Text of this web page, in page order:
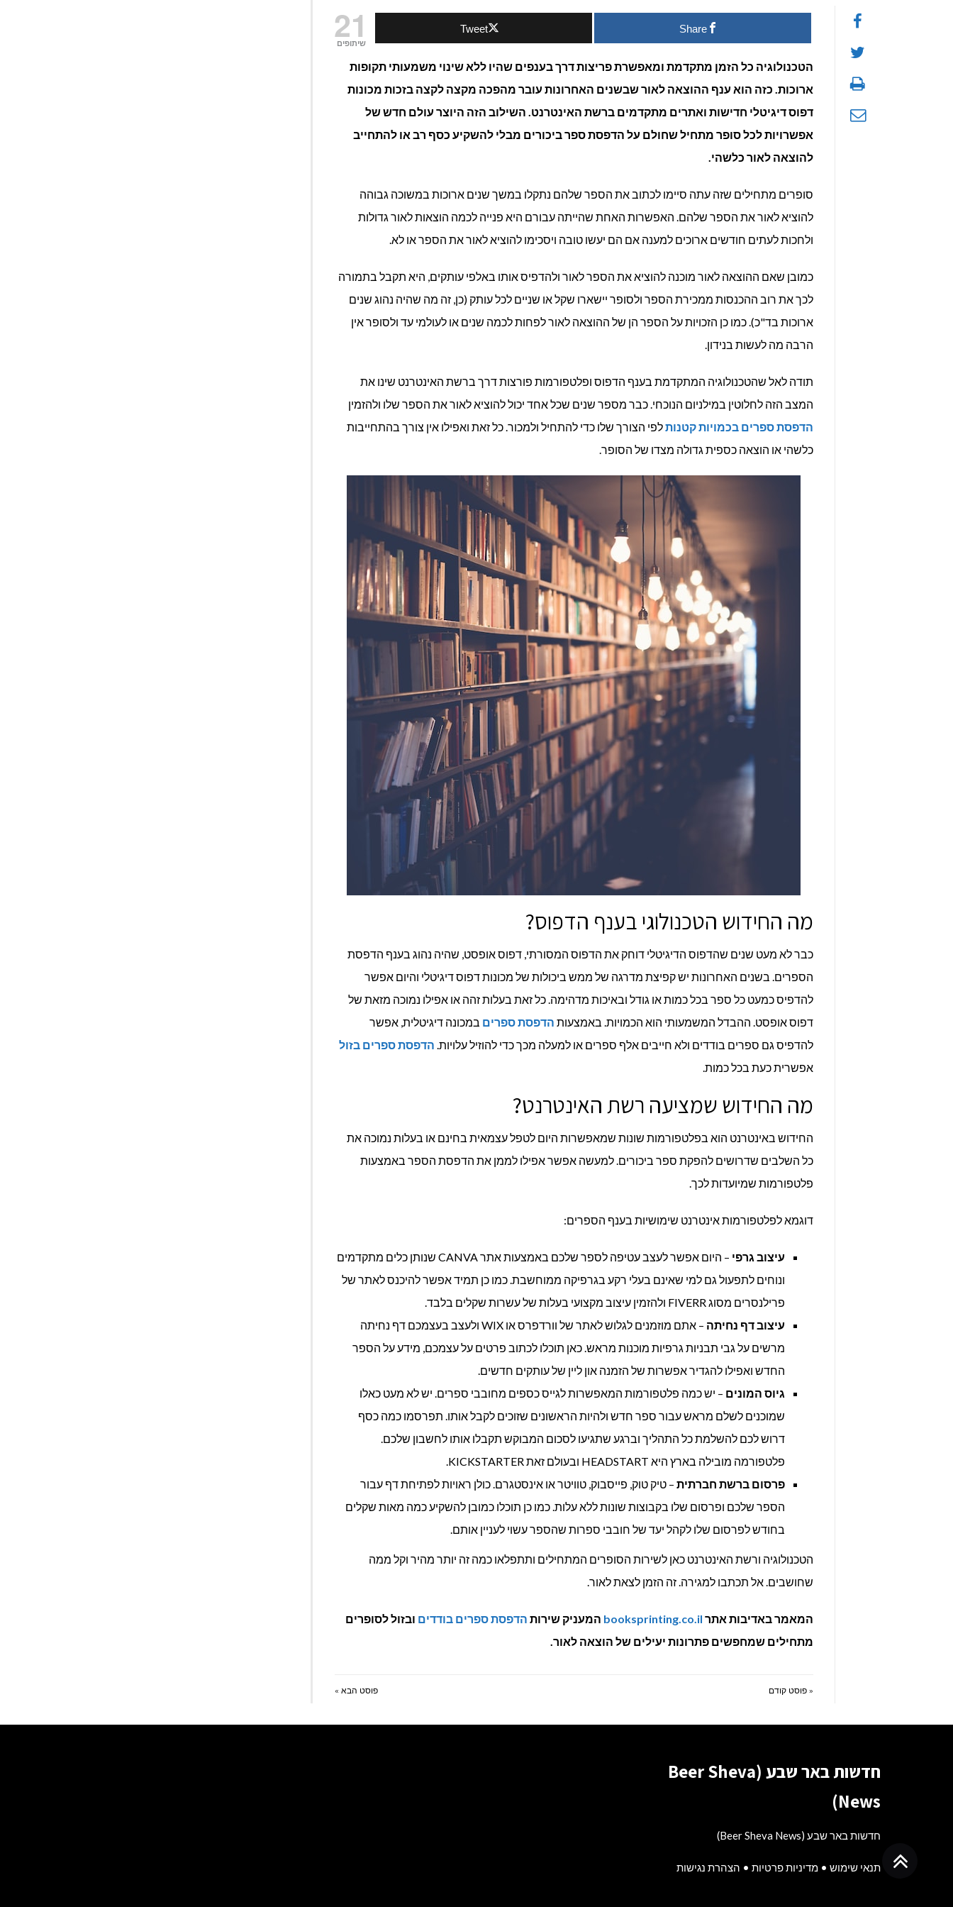
ענף
21
שיתופים
Share
Tweet
הטכנולוגיה כל הזמן מתקדמת ומאפשרת פריצות דרך בענפים שהיו ללא שינוי משמעותי תקופות
ארוכות. כזה הוא ענף ההוצאה לאור שבשנים האחרונות עובר מהפכה מקצה לקצה בזכות מכונות
דפוס דיגיטלי חדישות ואתרים מתקדמים ברשת האינטרנט. השילוב הזה היוצר עולם חדש של
אפשרויות לכל סופר מתחיל שחולם על הדפסת ספר ביכורים מבלי להשקיע כסף רב או להתחייב
להוצאה לאור כלשהי.
סופרים מתחילים שזה עתה סיימו לכתוב את הספר שלהם נתקלו במשך שנים ארוכות במשוכה גבוהה
להוציא לאור את הספר שלהם. האפשרות האחת שהייתה עבורם היא פנייה לכמה הוצאות לאור גדולות
ולחכות לעתים חודשים ארוכים למענה אם הם יעשו טובה ויסכימו להוציא לאור את הספר או לא.
כמובן שאם ההוצאה לאור מוכנה להוציא את הספר לאור ולהדפיס אותו באלפי עותקים, היא תקבל בתמורה
לכך את רוב ההכנסות ממכירת הספר ולסופר יישארו שקל או שניים לכל עותק (כן, זה מה שהיה נהוג שנים
ארוכות בד"כ). כמו כן הזכויות על הספר הן של ההוצאה לאור לפחות לכמה שנים או לעולמי עד ולסופר אין
הרבה מה לעשות בנידון.
תודה לאל שהטכנולוגיה המתקדמת בענף הדפוס ופלטפורמות פורצות דרך ברשת האינטרנט שינו את
המצב הזה לחלוטין במילניום הנוכחי. כבר מספר שנים שכל אחד יכול להוציא לאור את הספר שלו ולהזמין
הדפסת ספרים בכמויות קטנותלפי הצורך שלו כדי להתחיל ולמכור. כל זאת ואפילו אין צורך בהתחייבות
כלשהי או הוצאה כספית גדולה מצדו של הסופר.
מה החידוש הטכנולוגי בענף הדפוס?
כבר לא מעט שנים שהדפוס הדיגיטלי דוחק את הדפוס המסורתי, דפוס אופסט, שהיה נהוג בענף הדפסת
הספרים. בשנים האחרונות יש קפיצת מדרגה של ממש ביכולות של מכונות דפוס דיגיטלי והיום אפשר
להדפיס כמעט כל ספר בכל כמות או גודל ובאיכות מדהימה. כל זאת בעלות זהה או אפילו נמוכה מזאת של
דפוס אופסט. ההבדל המשמעותי הוא הכמויות. באמצעות הדפסת ספרים במכונה דיגיטלית, אפשר
להדפיס גם ספרים בודדים ולא חייבים אלף ספרים או למעלה מכך כדי להוזיל עלויות. הדפסת ספרים בזול
אפשרית כעת בכל כמות.
מה החידוש שמציעה רשת האינטרנט?
החידוש באינטרנט הוא בפלטפורמות שונות שמאפשרות היום לטפל עצמאית בחינם או בעלות נמוכה את
כל השלבים שדרושים להפקת ספר ביכורים. למעשה אפשר אפילו לממן את הדפסת הספר באמצעות
פלטפורמות שמיועדות לכך.
דוגמא לפלטפורמות אינטרנט שימושיות בענף הספרים:
עיצוב גרפי
– היום אפשר לעצב עטיפה לספר שלכם באמצעות אתר CANVA שנותן כלים מתקדמים
ונוחים לתפעול גם למי שאינם בעלי רקע בגרפיקה ממוחשבת. כמו כן תמיד אפשר להיכנס לאתר של
פרילנסרים מסוג FIVERR ולהזמין עיצוב מקצועי בעלות של עשרות שקלים בלבד.
עיצוב דף נחיתה
– אתם מוזמנים לגלוש לאתר של וורדפרס או WIX ולעצב בעצמכם דף נחיתה
מרשים על גבי תבניות גרפיות מוכנות מראש. כאן תוכלו לכתוב פרטים על עצמכם, מידע על הספר
החדש ואפילו להגדיר אפשרות של הזמנה און ליין של עותקים חדשים.
גיוס המונים – יש כמה פלטפורמות המאפשרות לגייס כספים מחובבי ספרים. יש לא מעט כאלו
שמוכנים לשלם מראש עבור ספר חדש ולהיות הראשונים שזוכים לקבל אותו. תפרסמו כמה כסף
דרוש לכם להשלמת כל התהליך וברגע שתגיעו לסכום המבוקש תקבלו אותו לחשבון שלכם.
פלטפורמה מובילה בארץ היא HEADSTART ובעולם זאת KICKSTARTER.
פרסום ברשת חברתית – טיק טוק, פייסבוק, טוויטר או אינסטגרם. כולן ראויות לפתיחת דף עבור
הספר שלכם ופרסום שלו בקבוצות שונות ללא עלות. כמו כן תוכלו כמובן להשקיע כמה מאות שקלים
בחודש לפרסום שלו לקהל יעד של חובבי ספרות שהספר עשוי לעניין אותם.
הטכנולוגיה ורשת האינטרנט כאן לשירות הסופרים המתחילים ותתפלאו כמה זה יותר מהיר וקל ממה
שחושבים. אל תכתבו למגירה. זה הזמן לצאת לאור.
המאמר באדיבות אתר booksprinting.co.il המעניק שירות הדפסת ספרים בודדים ובזול לסופרים
מתחילים שמחפשים פתרונות יעילים של הוצאה לאור.
« פוסט קודם פוסט הבא »
חדשות באר שבע (Beer Sheva
News)
חדשות באר שבע (Beer Sheva News)
תנאי שימוש • מדיניות פרטיות • הצהרת נגישות
גלילה